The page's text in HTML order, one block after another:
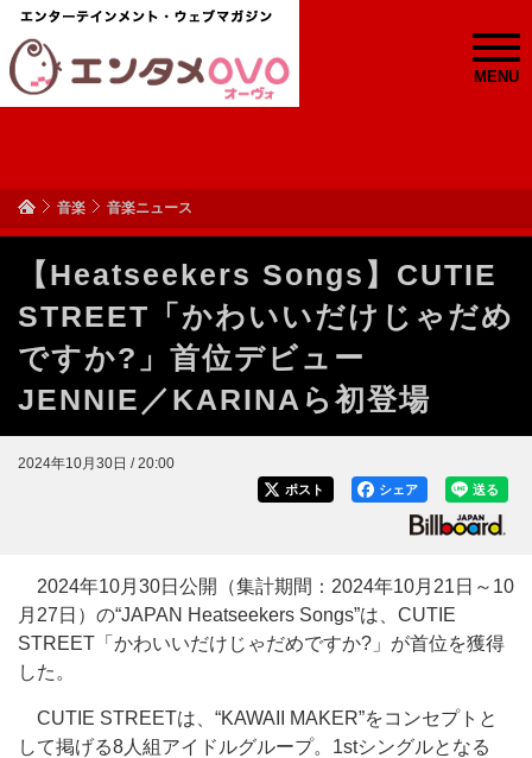
MENU
音楽 音楽ニュース
【Heatseekers Songs】CUTIE
STREET「かわいいだけじゃだめ
ですか?」首位デビュー
JENNIE／KARINAら初登場
2024年10月30日 / 20:00
送る
シェア
ポスト
2024年10月30日公開（集計期間：2024年10月21日～10
月27日）の“JAPAN Heatseekers Songs”は、CUTIE
STREET「かわいいだけじゃだめですか?」が首位を獲得
した。
CUTIE STREETは、“KAWAII MAKER”をコンセプトと
して掲げる8人組アイドルグループ。1stシングルとなる